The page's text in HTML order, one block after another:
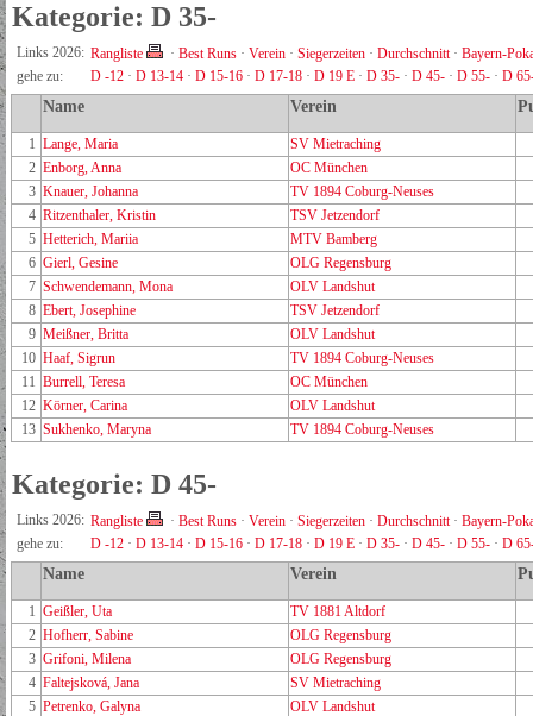
Kategorie: D 35-
Links 2026: Rangliste · Best Runs · Verein · Siegerzeiten · Durchschnitt· Bayern-
gehe zu:
D -12 · D 13-14 · D 15-16 · D 17-18 · D 19 E · D 35- · D 45- · D 55- · D
Name Verein
1 Lange, Maria
SV Mietraching
2 Enborg, Anna
OC München
3 Knauer, Johanna
TV 1894 Coburg-Neuses
4 Ritzenthaler, Kristin
TSV Jetzendorf
5 Hetterich, Mariia
MTV Bamberg
6 Gierl, Gesine
OLG Regensburg
7 Schwendemann, Mona
OLV Landshut
8 Ebert, Josephine
TSV Jetzendorf
9 Meißner, Britta
OLV Landshut
10 Haaf, Sigrun
TV 1894 Coburg-Neuses
11 Burrell, Teresa
OC München
12 Körner, Carina
OLV Landshut
13 Sukhenko, Maryna TV 1894 Coburg-Neuses
Kategorie: D 45-
Links 2026: Rangliste · Best Runs · Verein · Siegerzeiten · Durchschnitt· Bayern-
gehe zu:
D -12 · D 13-14 · D 15-16 · D 17-18 · D 19 E · D 35- · D 45- · D 55- · D
Name Verein
1 Geißler, Uta
TV 1881 Altdorf
2 Hofherr, Sabine
OLG Regensburg
3 Grifoni, Milena
OLG Regensburg
4 Faltejsková, Jana
SV Mietraching
5 Petrenko, Galyna
OLV Landshut